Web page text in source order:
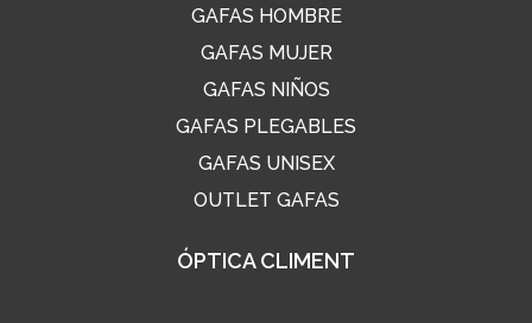
GAFAS HOMBRE
GAFAS MUJER
GAFAS NIÑOS
GAFAS PLEGABLES
GAFAS UNISEX
OUTLET GAFAS
ÓPTICA CLIMENT